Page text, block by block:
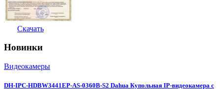
Скачать
Новинки
Видеокамеры
DH-IPC-HDBW3441EP-AS-0360B-S2 Dahua Купольная IP-видеокамера с